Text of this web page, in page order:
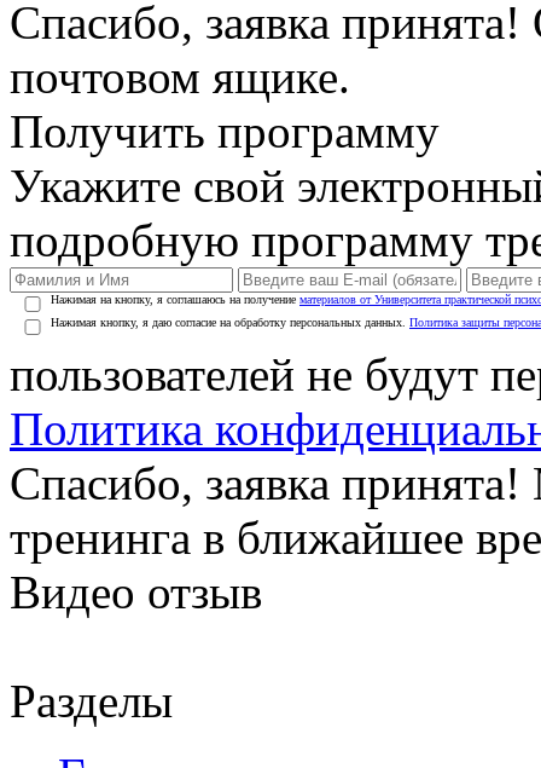
Спасибо, заявка
почтовом ящике.
Получить программу
Укажите свой
подробную программу
Нажимая на кнопку, я соглашаюсь на получение материалов от Университета практической
Нажимая кнопку, я даю согласие на обработку персональных данных. Политика защиты
пользователей не будут
Политика
Спасибо, заявка
тренинга в ближайшее
Видео отзыв
Разделы